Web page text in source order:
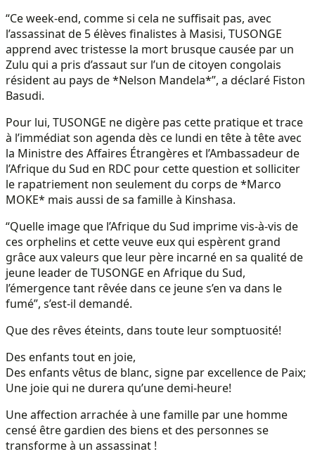
“Ce week-end, comme si cela ne suffisait pas, avec
l’assassinat de 5 élèves finalistes à Masisi, TUSONGE
apprend avec tristesse la mort brusque causée par un
Zulu qui a pris d’assaut sur l’un de citoyen congolais
résident au pays de *Nelson Mandela*”, a déclaré Fiston
Basudi.
Pour lui, TUSONGE ne digère pas cette pratique et trace
à l’immédiat son agenda dès ce lundi en tête à tête avec
la Ministre des Affaires Étrangères et l’Ambassadeur de
l’Afrique du Sud en RDC pour cette question et solliciter
le rapatriement non seulement du corps de *Marco
MOKE* mais aussi de sa famille à Kinshasa.
“Quelle image que l’Afrique du Sud imprime vis-à-vis de
ces orphelins et cette veuve eux qui espèrent grand
grâce aux valeurs que leur père incarné en sa qualité de
jeune leader de TUSONGE en Afrique du Sud,
l’émergence tant rêvée dans ce jeune s’en va dans le
fumé”, s’est-il demandé.
Que des rêves éteints, dans toute leur somptuosité!
Des enfants tout en joie,
Des enfants vêtus de blanc, signe par excellence de Paix;
Une joie qui ne durera qu’une demi-heure!
Une affection arrachée à une famille par une homme
censé être gardien des biens et des personnes se
transforme à un assassinat !